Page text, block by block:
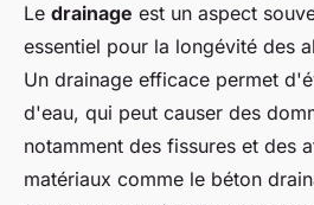
Le drainage est un aspect
essentiel pour la longévité des
Un drainage efficace permet
d'eau, qui peut causer des
notamment des fissures et des
matériaux comme le béton